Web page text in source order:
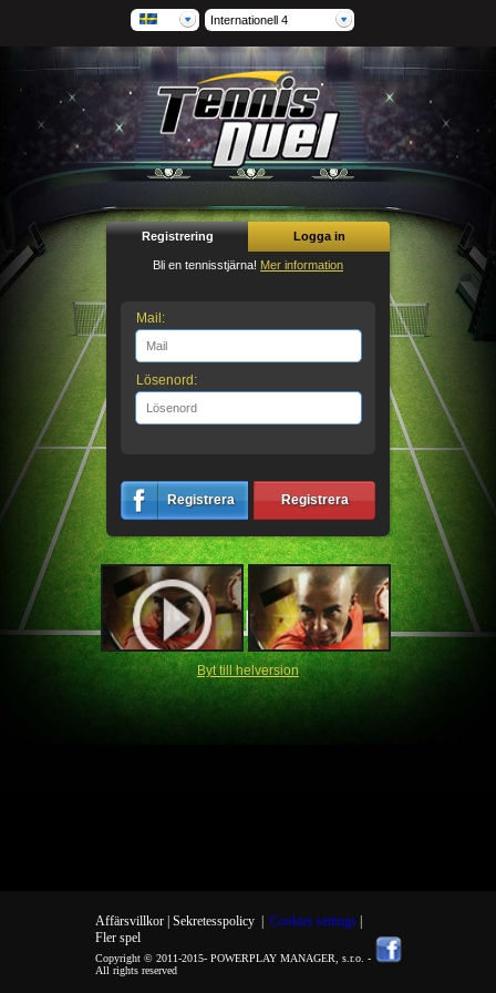
Internationell 4
Registrering Logga in
Bli en tennisstjärna! Mer information
Mail:
Lösenord:
Registrera Registrera
Byt till helversion
Affärsvillkor | Sekretesspolicy| Cookies settings
Fler spel
Copyright © 2011-2015- POWERPLAY MANAGER, s.r.o. -
All rights reserved